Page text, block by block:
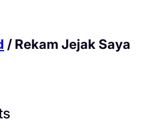
/ Rekam Jejak Saya